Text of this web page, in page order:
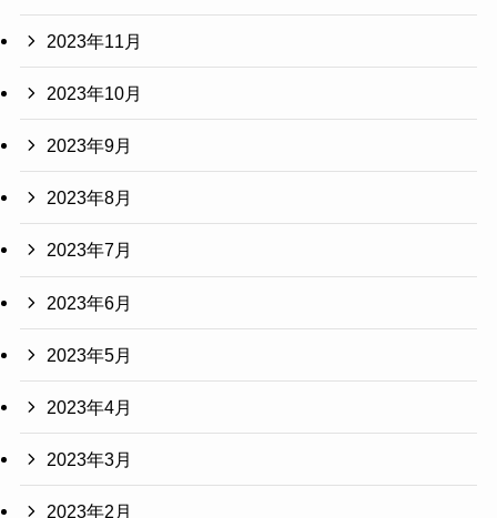
2023年11月
2023年10月
2023年9月
2023年8月
2023年7月
2023年6月
2023年5月
2023年4月
2023年3月
2023年2月